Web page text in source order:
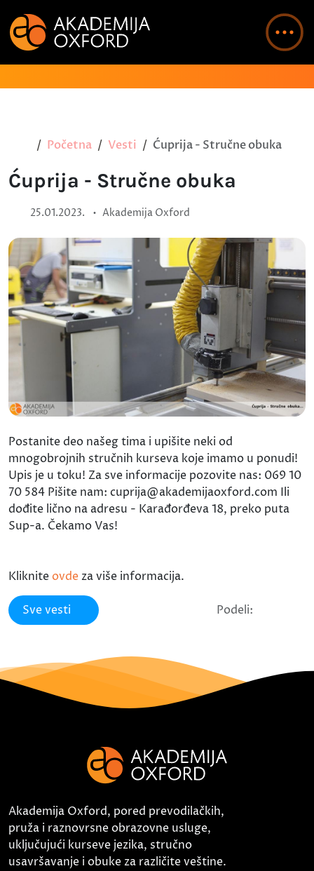
Početna Vesti Ćuprija - Stručne obuka
Ćuprija - Stručne obuka
25.01.2023. • Akademija Oxford
Postanite deo našeg tima i upišite neki od
mnogobrojnih stručnih kurseva koje imamo u ponudi!
Upis je u toku! Za sve informacije pozovite nas: 069 10
70 584 Pišite nam: cuprija@akademijaoxford.com Ili
dođite lično na adresu - Karađorđeva 18, preko puta
Sup-a. Čekamo Vas!
Kliknite ovde za više informacija.
Sve vesti Podeli:
Akademija Oxford, pored prevodilačkih,
pruža i raznovrsne obrazovne usluge,
uključujući kurseve jezika, stručno
usavršavanje i obuke za različite veštine.